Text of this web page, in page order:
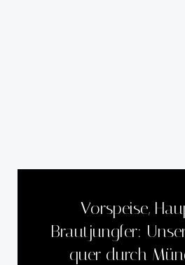
Vorspeise,
Brautjungfer:
quer durch